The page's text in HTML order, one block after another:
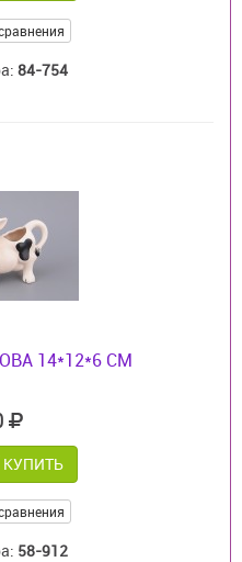
84-754
14*12*6 СМ
КУПИТЬ
58-912